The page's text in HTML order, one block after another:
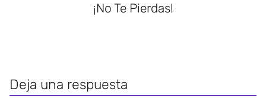
¡No Te Pierdas!
Deja una respuesta